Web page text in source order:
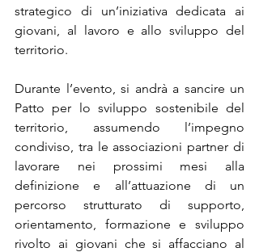
strategico di un’iniziativa dedicata ai
giovani, al lavoro e allo sviluppo del
territorio.
Durante l’evento, si andrà a sancire un
Patto per lo sviluppo sostenibile del
territorio, assumendo l’impegno
condiviso, tra le associazioni partner di
lavorare nei prossimi mesi alla
definizione e all’attuazione di un
percorso strutturato di supporto,
orientamento, formazione e sviluppo
rivolto ai giovani che si affacciano al